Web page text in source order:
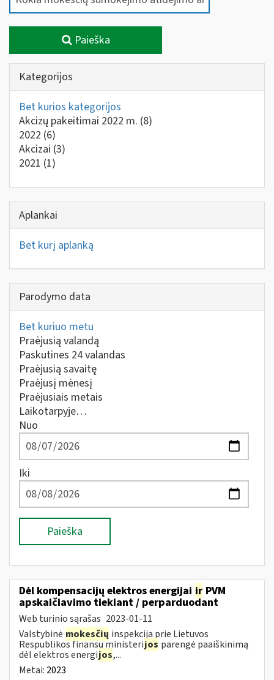
Paieška
Kategorijos
Bet kurios kategorijos
Akcizų pakeitimai 2022 m. (8)
2022 (6)
Akcizai (3)
2021 (1)
Aplankai
Bet kurį aplanką
Parodymo data
Bet kuriuo metu
Praėjusią valandą
Paskutines 24 valandas
Praėjusią savaitę
Praėjusį mėnesį
Praėjusiais metais
Laikotarpyje…
Nuo
Iki
Paieška
Dėl kompensacijų elektros energijai ir PVM
apskaičiavimo tiekiant / perparduodant
Web turinio sąrašas 2023-01-11
Valstybinė mokesčių inspekcija prie Lietuvos
Respublikos finansų ministerijos parengė paaiškinimą
dėl elektros energijos,...
Metai: 2023